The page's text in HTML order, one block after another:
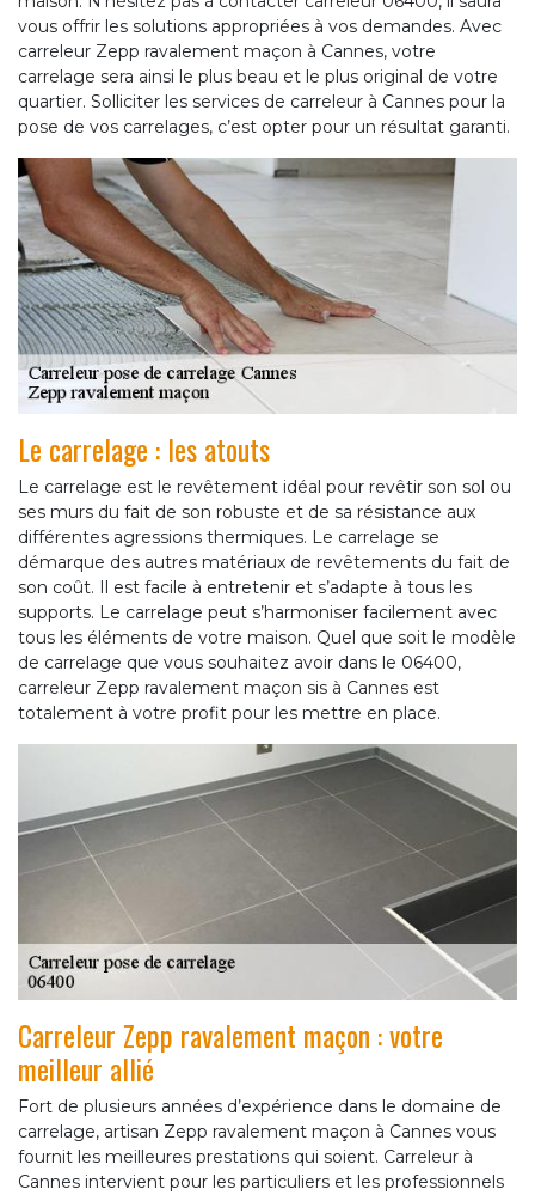
vous offrir les solutions appropriées à vos demandes. Avec
carreleur Zepp ravalement maçon à Cannes, votre
carrelage sera ainsi le plus beau et le plus original de votre
quartier. Solliciter les services de carreleur à Cannes pour la
pose de vos carrelages, c’est opter pour un résultat garanti.
Le carrelage : les atouts
Le carrelage est le revêtement idéal pour revêtir son sol ou
ses murs du fait de son robuste et de sa résistance aux
différentes agressions thermiques. Le carrelage se
démarque des autres matériaux de revêtements du fait de
son coût. Il est facile à entretenir et s’adapte à tous les
supports. Le carrelage peut s’harmoniser facilement avec
tous les éléments de votre maison. Quel que soit le modèle
de carrelage que vous souhaitez avoir dans le 06400,
carreleur Zepp ravalement maçon sis à Cannes est
totalement à votre profit pour les mettre en place.
Carreleur Zepp ravalement maçon : votre
meilleur allié
Fort de plusieurs années d’expérience dans le domaine de
carrelage, artisan Zepp ravalement maçon à Cannes vous
fournit les meilleures prestations qui soient. Carreleur à
Cannes intervient pour les particuliers et les professionnels